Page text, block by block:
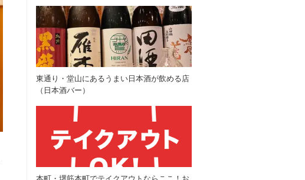
東通り・堂山にあるうまい日本酒が飲める店
（日本酒バー）